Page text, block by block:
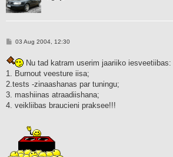
P
t
03 Aug 2004, 12:30
Nu tad katram userim jaariiko iesveetiibas:
1. Burnout veesture iisa;
2.tests -zinaashanas par tuningu;
3. mashiinas atraadiishana;
4. veikliibas braucieni praksee!!!